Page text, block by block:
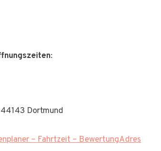
:
44143 Dortmund
– Fahrtzeit – BewertungAdres